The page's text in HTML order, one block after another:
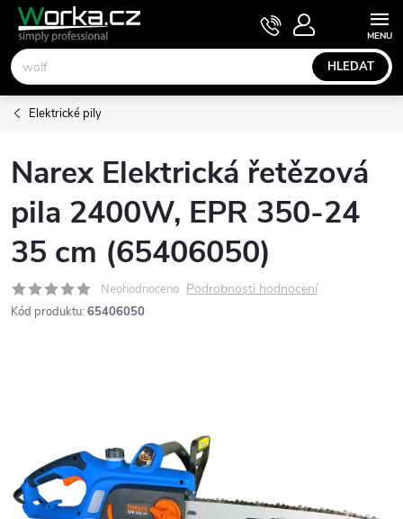
Přejít
obsah
HLEDAT
NÁKUPNÍ
KOŠÍK
Elektrické pily
Narex Elektrická řetězová
pila 2400W, EPR 350-24
35 cm (65406050)
Neohodnoceno Podrobnosti hodnocení
Kód produktu: 65406050